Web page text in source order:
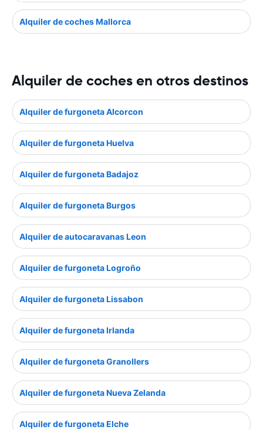
Alquiler de coches Mallorca
Alquiler de coches en otros destinos
Alquiler de furgoneta Alcorcon
Alquiler de furgoneta Huelva
Alquiler de furgoneta Badajoz
Alquiler de furgoneta Burgos
Alquiler de autocaravanas Leon
Alquiler de furgoneta Logroño
Alquiler de furgoneta Lissabon
Alquiler de furgoneta Irlanda
Alquiler de furgoneta Granollers
Alquiler de furgoneta Nueva Zelanda
Alquiler de furgoneta Elche